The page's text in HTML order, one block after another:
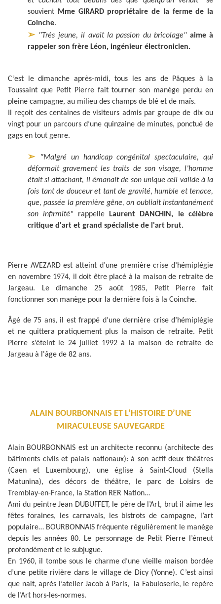
souvient
Mme GIRARD propriétaire de la ferme de la
Coinche.
➢ ʺTrès jeune, il avait la passion du bricolage" aime à
rappeler son frère Léon, ingénieur électronicien.
C’est le dimanche après-midi, tous les ans de Pâques à la
Toussaint que Petit Pierre fait tourner son manège perdu en
pleine campagne, au milieu des champs de blé et de maïs.
Il reçoit des centaines de visiteurs admis par groupe de dix ou
vingt pour un parcours d’une quinzaine de minutes, ponctué de
gags en tout genre.
➢
ʺMalgré un handicap congénital spectaculaire, qui
déformait gravement les traits de son visage, l’homme
était si attachant, il émanait de son unique œil valide à la
fois tant de douceur et tant de gravité, humble et tenace,
que, passée la première gêne, on oubliait instantanément
son infirmité" rappelle
Laurent DANCHIN, le célèbre
critique d'art et grand spécialiste de l'art brut.
Pierre AVEZARD est atteint d’une première crise d’hémiplégie
en novembre 1974, il doit être placé à la maison de retraite de
Jargeau. Le dimanche 25 août 1985, Petit Pierre fait
fonctionner son manège pour la dernière fois à la Coinche.
Âgé de 75 ans, il est frappé d’une dernière crise d’hémiplégie
et ne quittera pratiquement plus la maison de retraite. Petit
Pierre s’éteint le 24 juillet 1992 à la maison de retraite de
Jargeau à l'âge de 82 ans.
ALAIN BOURBONNAIS ET L’HISTOIRE D’UNE
MIRACULEUSE SAUVEGARDE
Alain BOURBONNAIS est un architecte reconnu (architecte des
bâtiments civils et palais nationaux): à son actif deux théâtres
(Caen et Luxembourg), une église à Saint-Cloud (Stella
Matunina), des décors de théâtre, le parc de Loisirs de
Tremblay-en-France, la Station RER Nation…
Ami du peintre Jean DUBUFFET, le père de l’Art, brut il aime les
fêtes foraines, les carnavals, les bistrots de campagne, l’art
populaire… BOURBONNAIS fréquente régulièrement le manège
depuis les années 80. Le personnage de Petit Pierre l’émeut
profondément et le subjugue.
En 1960, il tombe sous le charme d’une vieille maison bordée
d’une petite rivière dans le village de Dicy (Yonne). C’est ainsi
que nait, après l’atelier Jacob à Paris, la Fabuloserie, le repère
de l’Art hors-les-normes.